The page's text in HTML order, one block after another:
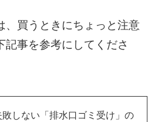
、買うときにちょっと注意
記事を参考にしてくださ
敗しない「排水口ゴミ受け」の